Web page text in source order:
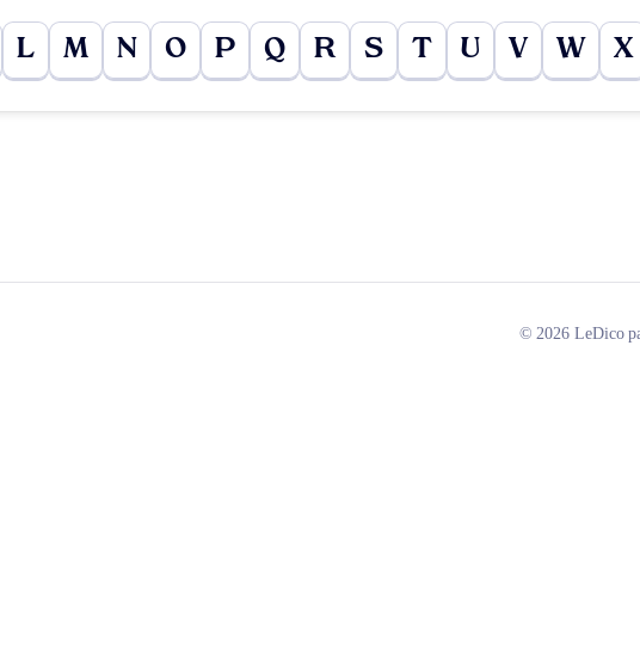
L M N O P Q R S T U V W X
© 2026 LeDico